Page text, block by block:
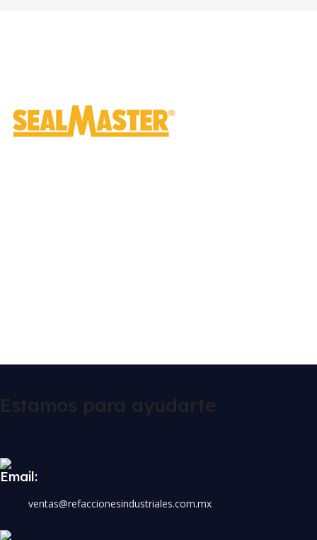
Estamos para ayudarte
Email:
ventas@refaccionesindustriales.com.mx